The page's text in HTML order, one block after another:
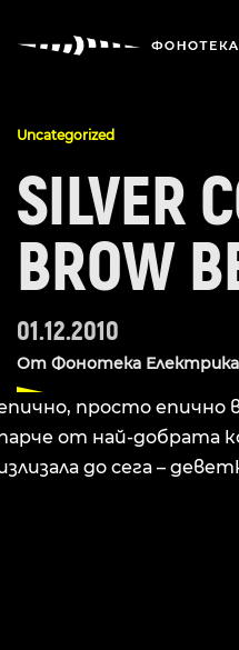
Uncategorized
SILVER
BROW
01.12.2010
От Фонотека Електрика
просто епично
от най-добрата
до сега –